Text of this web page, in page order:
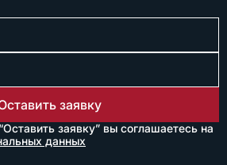
заявку
заявку” вы соглашаетесь на
данных